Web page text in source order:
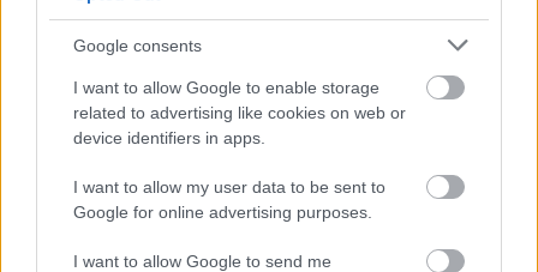
Google consents
I want to allow Google to enable storage
related to advertising like cookies on web or
device identifiers in apps.
I want to allow my user data to be sent to
Google for online advertising purposes.
I want to allow Google to send me
Látlelet a hazai víziközművekről?
Egyetlen, fél évszázados vezetéken múlt
Bicske vízellátása
Gyárleállításokkal és átszervezett
termeléssel tehermentesíti a
villamosenergia-rendszert a STRABAG